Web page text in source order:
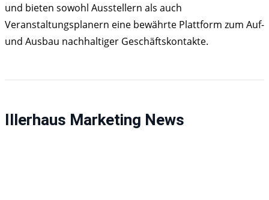
und bieten sowohl Ausstellern als auch
Veranstaltungsplanern eine bewährte Plattform zum Auf-
und Ausbau nachhaltiger Geschäftskontakte.
Illerhaus Marketing News